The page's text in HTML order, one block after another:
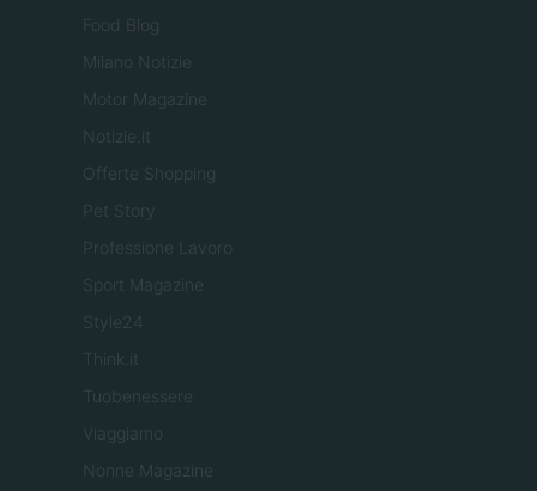
Food Blog
Milano Notizie
Motor Magazine
Notizie.it
Offerte Shopping
Pet Story
Professione Lavoro
Sport Magazine
Style24
Think.it
Tuobenessere
Viaggiamo
Nonne Magazine